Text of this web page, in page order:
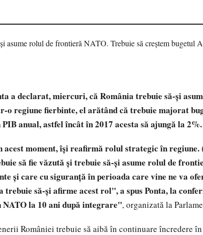
a declarat, miercuri, că România trebuie să-şi
o regiune fierbinte, el arătând că trebuie majorat
anual, astfel încât în 2017 acesta să ajungă la 2%.
acest moment, îşi reafirmă rolul strategic în regiune.
să fie văzută şi trebuie să-şi asume rolul de
şi care cu siguranţă în perioada care vine ne va
trebuie să-şi afirme acest rol", a spus Ponta, la
la 10 ani după integrare", organizată la
României trebuie să aibă în continuare încredere